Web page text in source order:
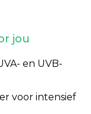
jou
en UVB-
voor intensief